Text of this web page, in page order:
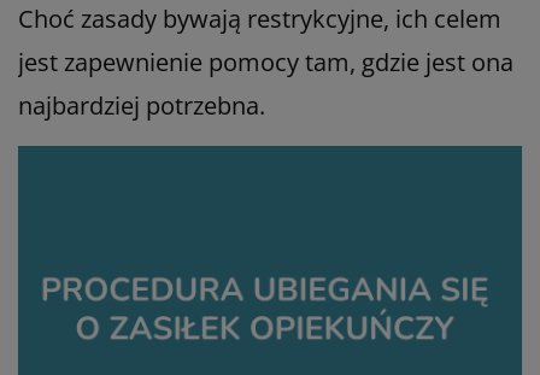
Choć zasady bywają restrykcyjne, ich celem
jest zapewnienie pomocy tam, gdzie jest ona
najbardziej potrzebna.